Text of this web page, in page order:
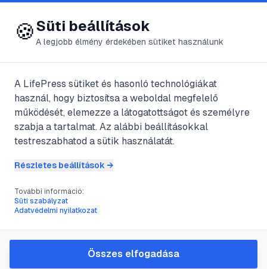
😍 LifePress
@Balzska
2025. július 5. perc olvasás
Pollen allergia
a természetben található összes fának,
🍪Süti beállítások
A legjobb élmény érdekében sütiket használunk
A LifePress sütiket és hasonló technológiákat
használ, hogy biztosítsa a weboldal megfelelő
működését, elemezze a látogatottságot és személyre
szabja a tartalmat. Az alábbi beállításokkal
testreszabhatod a sütik használatát.
Részletes beállítások →
További információ:
Süti szabályzat
Adatvédelmi nyilatkozat
Összes elfogadása